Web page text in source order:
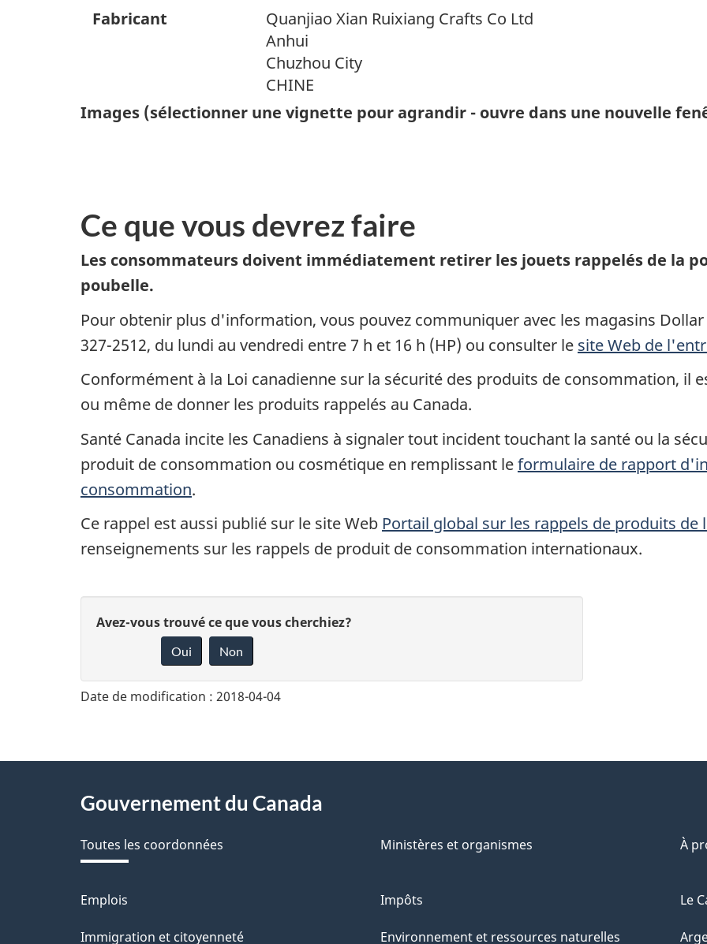
Fabricant
Quanjiao Xian Ruixiang Crafts Co Ltd
Anhui
Chuzhou City
CHINE
Images (sélectionner une vignette pour agrandir - ouvre dans une nouvelle
Ce que vous devrez faire
Les consommateurs doivent immédiatement retirer les jouets rappelés de la
poubelle.
Pour obtenir plus d'information, vous pouvez communiquer avec les magasins Dollar
327-2512, du lundi au vendredi entre 7 h et 16 h (HP) ou consulter le site Web de
Conformément à la Loi canadienne sur la sécurité des produits de consommation, il
ou même de donner les produits rappelés au Canada.
Santé Canada incite les Canadiens à signaler tout incident touchant la santé ou la
produit de consommation ou cosmétique en remplissant leformulaire de rapport
consommation.
Ce rappel est aussi publié sur le site Web Portail global sur les rappels de produits de
renseignements sur les rappels de produit de consommation internationaux.
D
n
v
o
r
e
Avez-vous trouvé ce que vous cherchiez?
Oui Non
Date de modification : 2018-04-04
AboutGouvernement du Canada
Toutes les coordonnées Ministères et organismes À
Thèmes
et
Emplois
Immigration et citoyenneté
Impôts
Environnement et ressources naturelles
Le